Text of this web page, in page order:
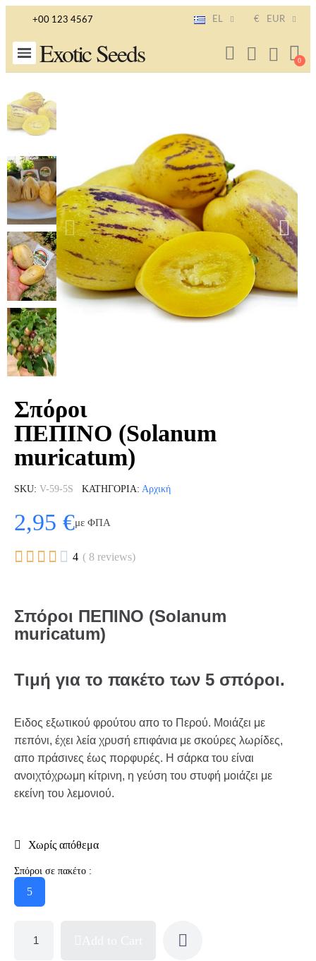
+00 123 4567 EL € EUR
Exotic Seeds
Σπόροι
ΠΕΠΙΝΟ (Solanum
muricatum)
SKU V-59-5S ΚΑΤΗΓΟΡΊΑ Αρχική
2,95 €με ΦΠΑ
     4 ( 8 reviews)
Σπόροι ΠΕΠΙΝΟ (Solanum
muricatum)
Τιμή για το πακέτο των 5 σπόροι.
Ειδος εξωτικού φρούτου απο το Περού. Μοιάζει με
πεπόνι, έχει λεία χρυσή επιφάνια με σκούρες λωρίδες,
απο πράσινες έως πορφυρές. Η σάρκα του είναι
ανοιχτόχρωμη κίτρινη, η γεύση του στυφή μοιάζει με
εκείνη του λεμονιού.
Χωρίς απόθεμα
Σπόροι σε πακέτο :
5